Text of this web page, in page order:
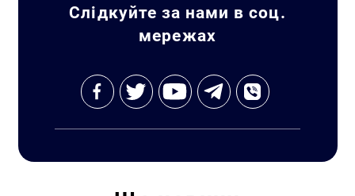
Слідкуйте за нами в соц.
мережах